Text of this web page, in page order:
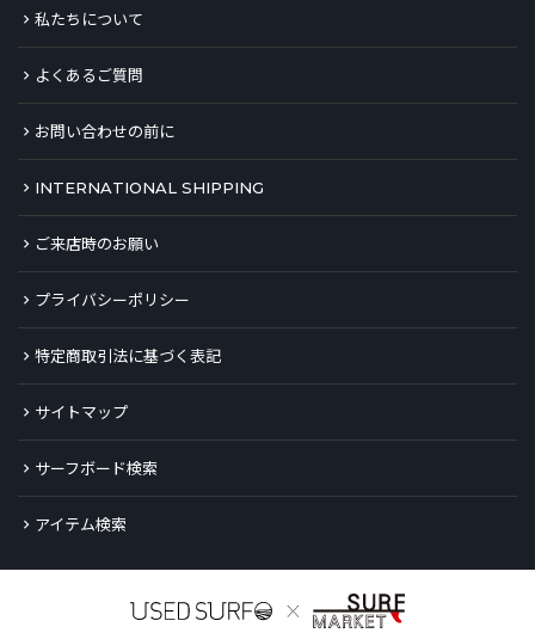
私たちについて
よくあるご質問
お問い合わせの前に
INTERNATIONAL SHIPPING
ご来店時のお願い
プライバシーポリシー
特定商取引法に基づく表記
サイトマップ
サーフボード検索
アイテム検索